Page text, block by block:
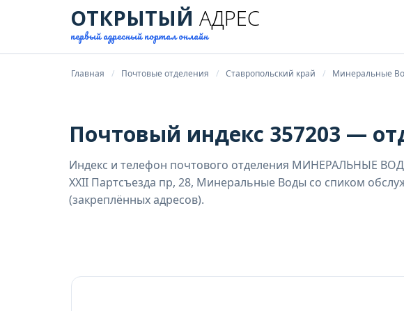
ОТКРЫТЫЙ АДРЕС
первый адресный портал онлайн
Главная Почтовые отделения Ставропольский край Минеральные
Почтовый индекс 357203 —
Индекс и телефон почтового отделения МИНЕРАЛЬНЫЕ
XXII Партсъезда пр, 28, Минеральные Воды со спиком
(закреплённых адресов).